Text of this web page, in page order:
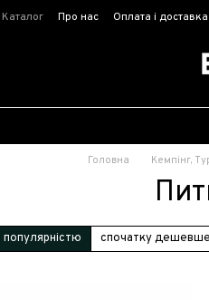
Каталог Про нас Оплата і доставка
Головна Кемпінг,
популярністю спочатку дешевше